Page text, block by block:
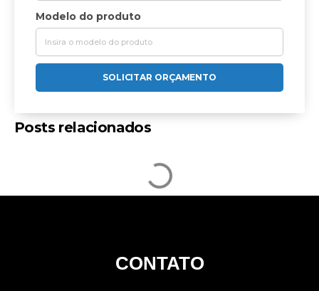
Modelo do produto
SOLICITAR ORÇAMENTO
Posts relacionados
CONTATO